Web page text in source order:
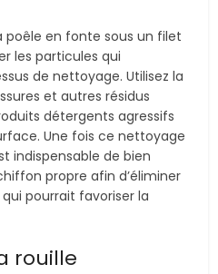
en fonte sous un filet
les particules qui
de nettoyage. Utilisez la
et autres résidus
détergents agressifs
Une fois ce nettoyage
indispensable de bien
propre afin d’éliminer
pourrait favoriser la
rouille